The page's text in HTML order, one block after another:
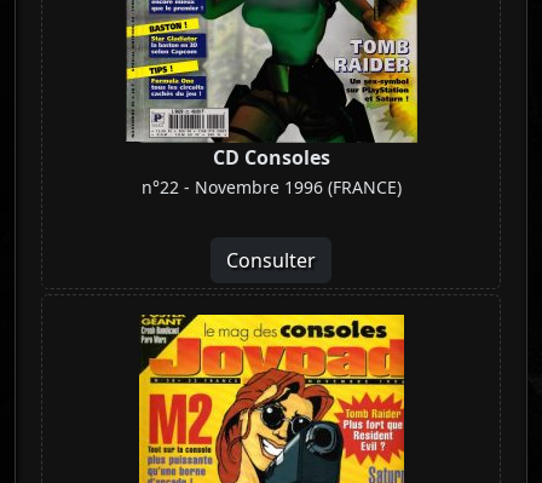
CD Consoles
n°22 - Novembre 1996 (FRANCE)
Consulter